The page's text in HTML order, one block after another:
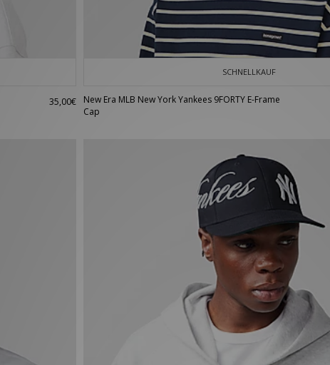
35,00€
SCHNELLKAUF
New Era MLB New York Yankees 9FORTY E-Frame
Cap